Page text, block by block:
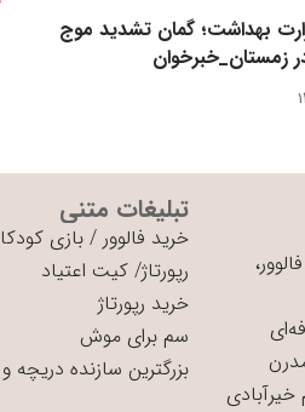
بهداشت؛ گمان تشدید موج
در زمستان_خبرخوان
تبلیغات متنی
خرید فالوور /بازی
رپورتاژ/کیت اعتیاد
خرید رپورتاژ
سم برای موش
بزرگترین سازنده دریچه